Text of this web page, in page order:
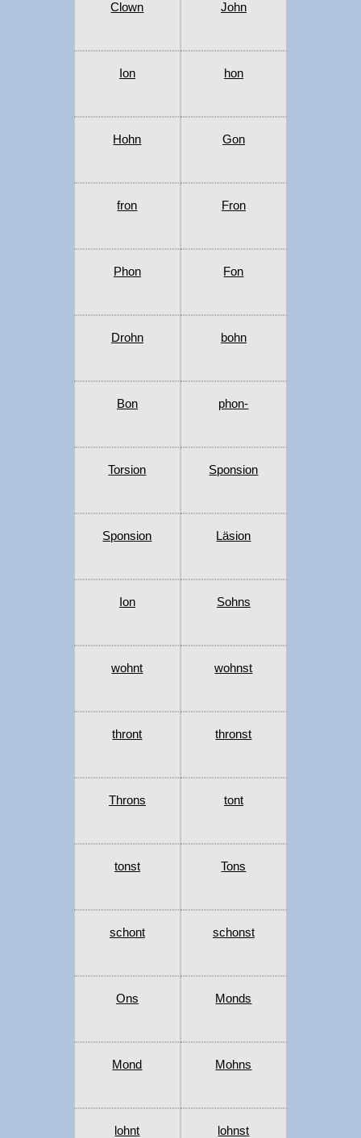
Clown John
Ion hon
Hohn Gon
fron Fron
Phon Fon
Drohn bohn
Bon phon-
Torsion Sponsion
Sponsion Läsion
Ion Sohns
wohnt wohnst
thront thronst
Throns tont
tonst Tons
schont schonst
Ons Monds
Mond Mohns
lohnt lohnst